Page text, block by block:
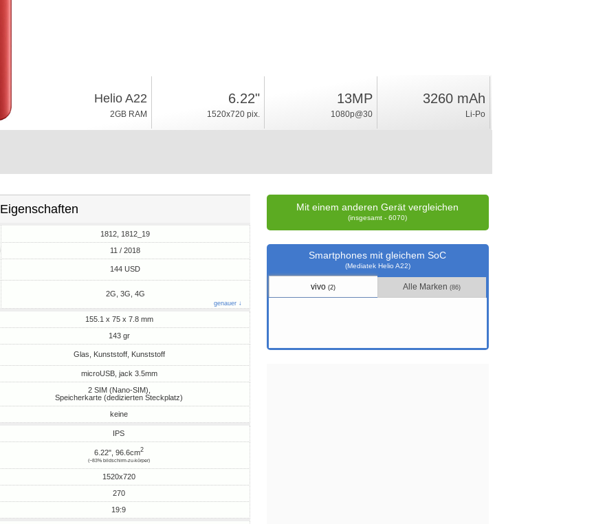
Helio A22
2GB RAM
6.22"
1520x720 pix.
13MP
1080p@30
3260 mAh
Li-Po
Eigenschaften
1812, 1812_19
11 / 2018
144 USD
2G, 3G, 4G
genauer ↓
155.1 x 75 x 7.8 mm
143 gr
Glas, Kunststoff, Kunststoff
microUSB, jack 3.5mm
2 SIM (Nano-SIM),
Speicherkarte (dedizierten Steckplatz)
keine
IPS
6.22", 96.6cm2
(~83% bildschirm-zu-körper)
1520x720
270
19:9
Mit einem anderen Gerät vergleichen
(insgesamt - 6070)
Smartphones mit gleichem SoC
(Mediatek Helio A22)
vivo(2) Alle Marken(86)